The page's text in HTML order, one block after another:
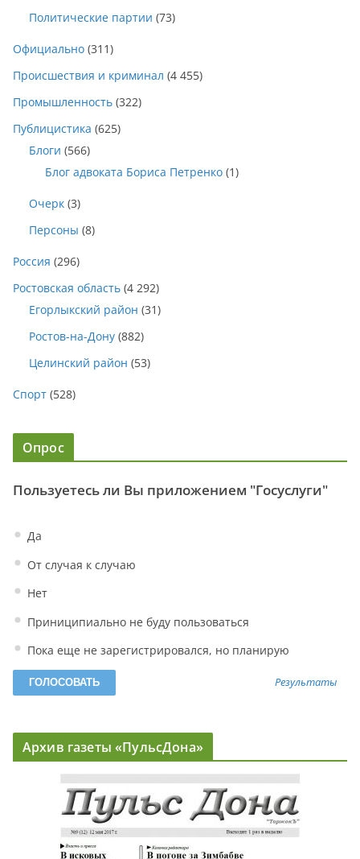
Политические партии (73)
Официально (311)
Происшествия и криминал (4 455)
Промышленность (322)
Публицистика (625)
Блоги (566)
Блог адвоката Бориса Петренко (1)
Очерк (3)
Персоны (8)
Россия (296)
Ростовская область (4 292)
Егорлыкский район (31)
Ростов-на-Дону (882)
Целинский район (53)
Спорт (528)
Опрос
Пользуетесь ли Вы приложением "Госуслуги"
Да
От случая к случаю
Нет
Приниципиально не буду пользоваться
Пока еще не зарегистрировался, но планирую
Результаты
Архив газеты «ПульсДона»